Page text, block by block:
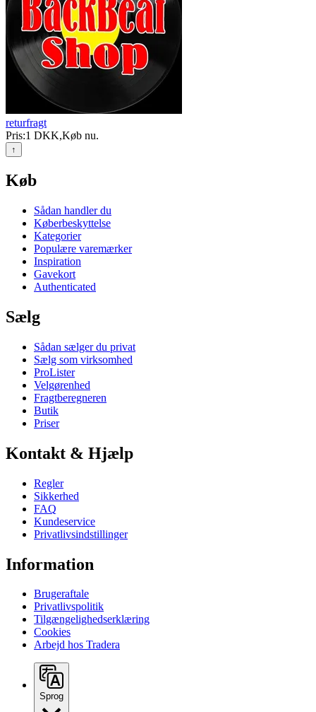
returfragt
Pris:1 DKK,Køb nu.
↑
Køb
Sådan handler du
Køberbeskyttelse
Kategorier
Populære varemærker
Inspiration
Gavekort
Authenticated
Sælg
Sådan sælger du privat
Sælg som virksomhed
ProLister
Velgørenhed
Fragtberegneren
Butik
Priser
Kontakt & Hjælp
Regler
Sikkerhed
FAQ
Kundeservice
Privatlivsindstillinger
Information
Brugeraftale
Privatlivspolitik
Tilgængelighedserklæring
Cookies
Arbejd hos Tradera
Sprog